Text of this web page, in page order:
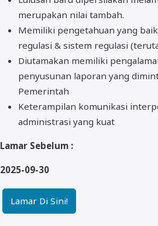
merupakan nilai tambah.
Memiliki pengetahuan yang
regulasi & sistem regulasi
Diutamakan memiliki
penyusunan laporan yang
Pemerintah
Keterampilan komunikasi
administrasi yang kuat
Lamar Sebelum :
2025-09-30
Lamar Di Sini!